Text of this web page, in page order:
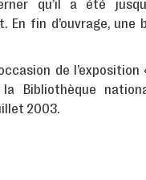
qu’il a été
En fin d’ouvrage, une
de
Bibliothèque
2003.